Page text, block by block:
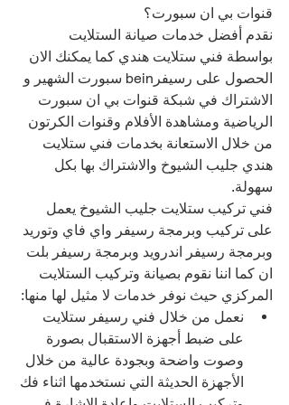
قنوات بي ان سبورت؟
نقدم أفضل خدمات صيانة الستلايت
بواسطة فني ستلايت هندي كما يمكنك الان
الحصول على رسيفرbein سبورت الشهير و
الاشتراك في شبكة قنوات بي ان سبورت
الرياضية ومشاهدة الأفلام وقنوات الكرتون
من خلال الاستعانة بخدمات فني ستلايت
هندي جليب الشيوخ والاشتراك بها بكل
سهولة.
فني تركيب ستلايت جليب الشيوخ يعمل
على تركيب وبرمجة رسيفر واي فاي وتوريد
وبرمجة رسيفر اندرويد وبرمجة رسيفر بلت
ان كما اننا نقوم بصيانة وتركيب الستلايت
المركزي حيث نوفر خدمات لا مثيل لها منها:
نعمل من خلال فني رسيفر ستلايت
على ضبط أجهزة الاستقبال بصورة
وصوت واضحة وبجودة عالية من خلال
الأجهزة الحديثة التي نستخدمها اثناء فك